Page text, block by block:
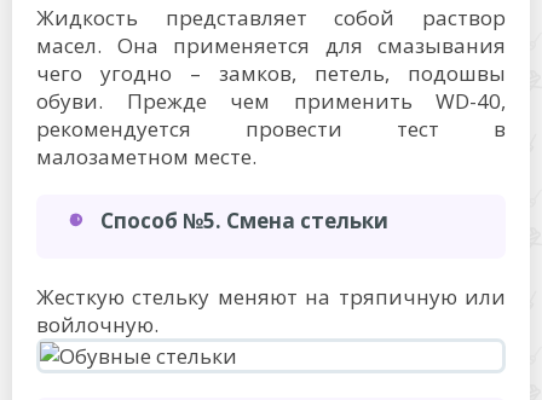
Жидкость представляет собой раствор
масел. Она применяется для смазывания
чего угодно – замков, петель, подошвы
обуви. Прежде чем применить WD-40,
рекомендуется провести тест в
малозаметном месте.
Способ №5. Смена стельки
Жесткую стельку меняют на тряпичную или
войлочную.